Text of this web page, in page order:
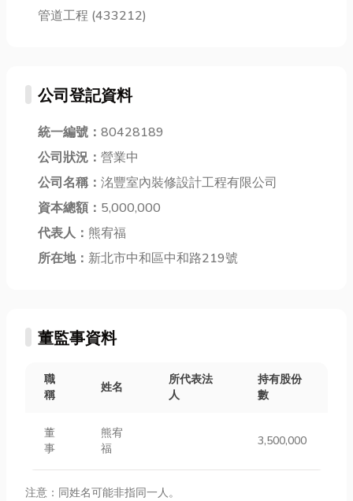
管道工程 (433212)
公司登記資料
統一編號： 80428189
公司狀況： 營業中
公司名稱： 洺豐室內裝修設計工程有限公司
資本總額： 5,000,000
代表人： 熊宥福
所在地： 新北市中和區中和路219號
董監事資料
職
稱
姓名
所代表法
人
持有股份
數
董
事
熊宥
福
3,500,000
注意：同姓名可能非指同一人。